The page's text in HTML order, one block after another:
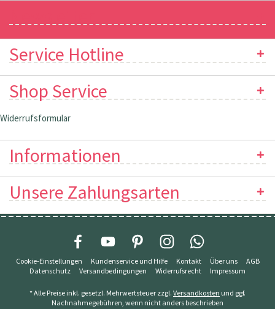
Service Hotline
Shop Service
Widerrufsformular
Informationen
Unsere Zahlungsarten
Cookie-Einstellungen Kundenservice und Hilfe Kontakt Über uns
AGB
Datenschutz
Versandbedingungen Widerrufsrecht Impressum
* Alle Preise inkl. gesetzl. Mehrwertsteuer zzgl. Versandkosten und ggf.
Nachnahmegebühren, wenn nicht anders beschrieben